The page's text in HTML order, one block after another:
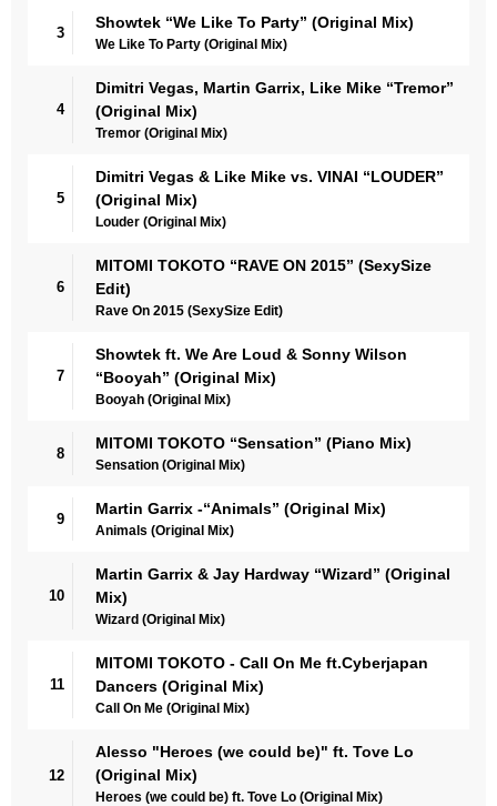
3
Showtek “We Like To Party” (Original Mix)
We Like To Party (Original Mix)
4
Dimitri Vegas, Martin Garrix, Like Mike “Tremor”
(Original Mix)
Tremor (Original Mix)
5
Dimitri Vegas & Like Mike vs. VINAI “LOUDER”
(Original Mix)
Louder (Original Mix)
6
MITOMI TOKOTO “RAVE ON 2015” (SexySize
Edit)
Rave On 2015 (SexySize Edit)
7
Showtek ft. We Are Loud & Sonny Wilson
“Booyah” (Original Mix)
Booyah (Original Mix)
8
MITOMI TOKOTO “Sensation” (Piano Mix)
Sensation (Original Mix)
9
Martin Garrix -“Animals” (Original Mix)
Animals (Original Mix)
10
Martin Garrix & Jay Hardway “Wizard” (Original
Mix)
Wizard (Original Mix)
11
MITOMI TOKOTO - Call On Me ft.Cyberjapan
Dancers (Original Mix)
Call On Me (Original Mix)
12
Alesso "Heroes (we could be)" ft. Tove Lo
(Original Mix)
Heroes (we could be) ft. Tove Lo (Original Mix)